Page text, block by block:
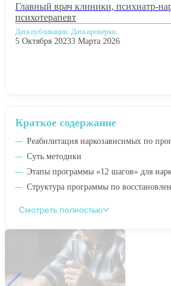
Краткое содержание
Реабилитация наркозависимых по
Суть методики
Этапы программы «12 шагов» для
Структура программы по
Смотреть полностью
Главный врач клиники, психиатр-
психотерапевт
Дата публикации:
5 Октября 2023
Дата проверки:
3 Марта 2026